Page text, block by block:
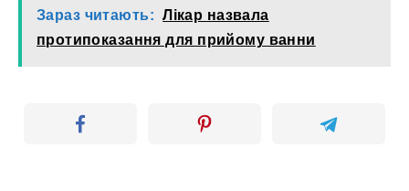
Зараз читають: Лікар назвала
протипоказання для прийому ванни